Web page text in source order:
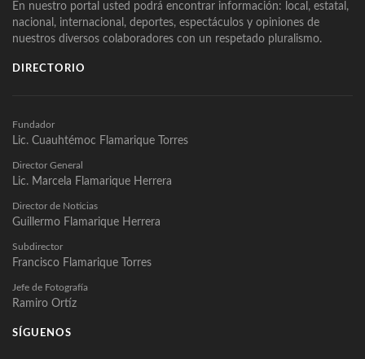
En nuestro portal usted podrá encontrar información: local, estatal,
nacional, internacional, deportes, espectáculos y opiniones de
nuestros diversos colaboradores con un respetado pluralismo.
DIRECTORIO
Fundador
Lic. Cuauhtémoc Flamarique Torres
Director General
Lic. Marcela Flamarique Herrera
Director de Noticias
Guillermo Flamarique Herrera
Subdirector
Francisco Flamarique Torres
Jefe de Fotografía
Ramiro Ortíz
SÍGUENOS